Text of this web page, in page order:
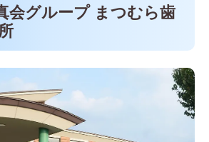
会グループ まつむら歯